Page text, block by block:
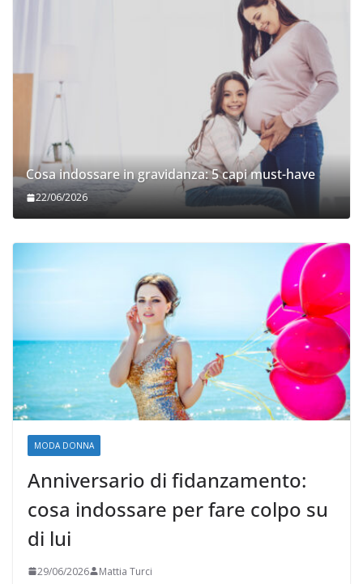
Cosa indossare in gravidanza: 5 capi must-have
22/06/2026
MODA DONNA
Anniversario di fidanzamento:
cosa indossare per fare colpo su
di lui
29/06/2026 Mattia Turci